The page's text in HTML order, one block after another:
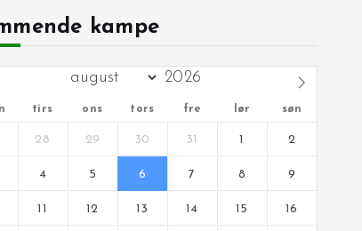
kampe
tirs ons tors fre lør søn
28 29 30 31 1 2
4 5 6 7 8 9
11 12 13 14 15 16